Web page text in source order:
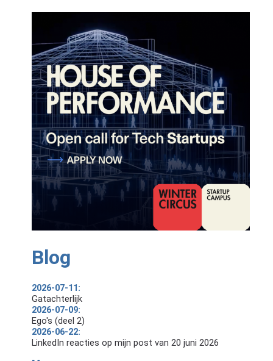
Blog
2026-07-11:
Gatachterlijk
2026-07-09:
Ego's (deel 2)
2026-06-22:
LinkedIn reacties op mijn post van 20 juni 2026